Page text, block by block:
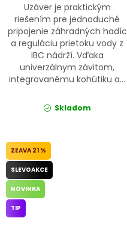
Uzáver je praktickým
riešením pre jednoduché
pripojenie záhradných hadíc
a reguláciu prietoku vody z
IBC nádrží. Vďaka
univerzálnym závitom,
integrovanému kohútiku a...
Skladom
21 %
SLEVOAKCE
NOVINKA
TIP